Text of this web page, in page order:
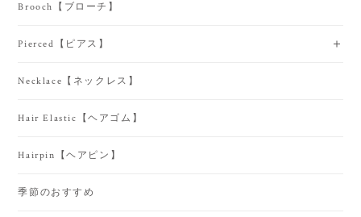
Brooch【ブローチ】
Pierced【ピアス】
Necklace【ネックレス】
Hair Elastic【ヘアゴム】
Hairpin【ヘアピン】
季節のおすすめ